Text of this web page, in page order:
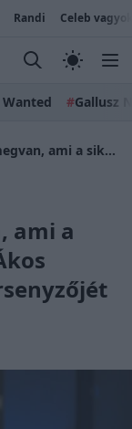
Randi Celeb
#Gallusz
„Benne minden megvan, ami a sikerhez kell” – Sárközi Ákos kiválasztotta Finálés versenyzőjét
ami a